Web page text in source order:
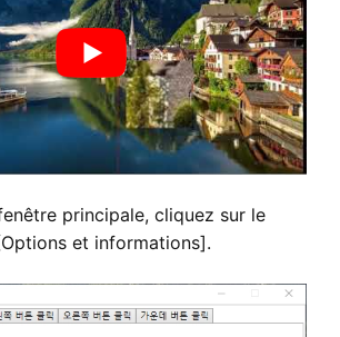
principale, cliquez sur le
et informations].